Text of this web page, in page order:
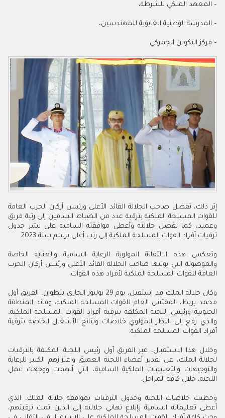
– المعهد الملكي للشرطة،
– المدرسة الوطنية الغابوية للمهندسين،
– مركز التكوين الجمركي.
إثر ذلك، تفضل صاحب الجلالة القائد الأعلى ورئيس أركان الحرب العامة
للقوات المسلحة الملكية بترقية عدد من الضباط السامين إلى رتبة فريق
وعميد، كما تفضل جلالته وأعطى موافقته السامية على نشر جدول
ترقيات أفراد القوات المسلحة الملكية إلى رتب أعلى برسم سنة 2023.
وتعكس هذه الالتفاتة المولوية الرعاية السامية والعناية الخاصة
والموصولة التي يوليها صاحب الجلالة القائد الأعلى ورئيس أركان الحرب
العامة للقوات المسلحة الملكية لأفراد هذه القوات.
وكان جلالة الملك قد استقبل، يوم 29 يوليوز الجاري بتطوان، الفريق أول
محمد بريظ، المفتش العام للقوات المسلحة الملكية، وقائد المنطقة
الجنوبية ورئيس اللجنة المكلفة بترقية أفراد القوات المسلحة الملكية،
والذي رفع إلى النظر المولوي خلاصات ونتائج الأشغال الخاصة بترقية
أفراد القوات المسلحة الملكية.
وخلال هذا الاستقبال، عبر الفريق أول رئيس اللجنة المكلفة بالترقيات
لجلالة الملك، عن تقدير أعضاء اللجنة العميق واعتزازهم الكبير للرعاية
والتوجيهات والتعليمات الملكية السامية، التي ألهمت ووجهت عمل
اللجنة، خلال كافة المراحل.
وحظيت خلاصات اللجنة وجدول الترقيات بموافقة جلالة الملك، الذي
أعطى تعليماته السامية بإبلاغ تهاني جلالته إلى الذين تمت ترقيتهم،